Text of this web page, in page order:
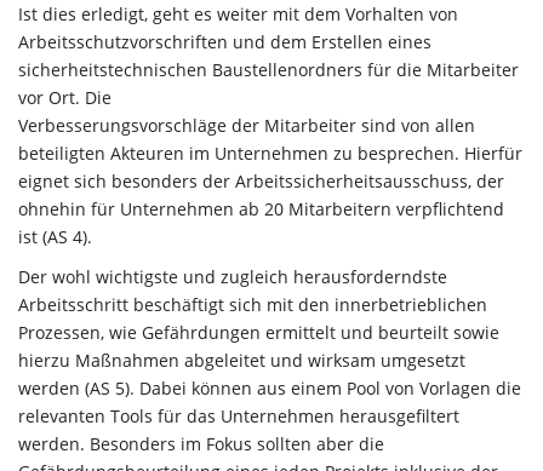
Ist dies erledigt, geht es weiter mit dem Vorhalten von
Arbeitsschutzvorschriften und dem Erstellen eines
sicherheitstechnischen Baustellenordners für die Mitarbeiter
vor Ort. Die
Verbesserungsvorschläge der Mitarbeiter sind von allen
beteiligten Akteuren im Unternehmen zu besprechen. Hierfür
eignet sich besonders der Arbeitssicherheitsausschuss, der
ohnehin für Unternehmen ab 20 Mitarbeitern verpflichtend
ist (AS 4).
Der wohl wichtigste und zugleich herausforderndste
Arbeitsschritt beschäftigt sich mit den innerbetrieblichen
Prozessen, wie Gefährdungen ermittelt und beurteilt sowie
hierzu Maßnahmen abgeleitet und wirksam umgesetzt
werden (AS 5). Dabei können aus einem Pool von Vorlagen die
relevanten Tools für das Unternehmen herausgefiltert
werden. Besonders im Fokus sollten aber die